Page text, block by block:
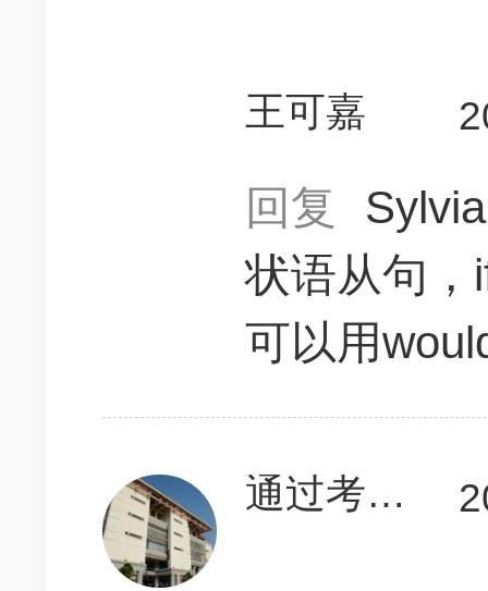
王可嘉
回复
状语从句
可以用
通过考试1126